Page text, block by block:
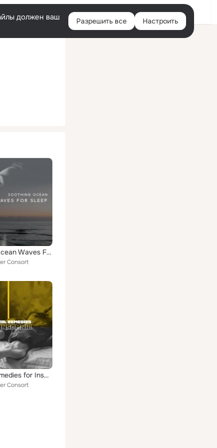
Войти
должен ваш
Разрешить все Настроить
Soothing Ocean Waves For Sleep
Consort
Natural Remedies for Insomnia (Sleep Music Sounds)
Consort